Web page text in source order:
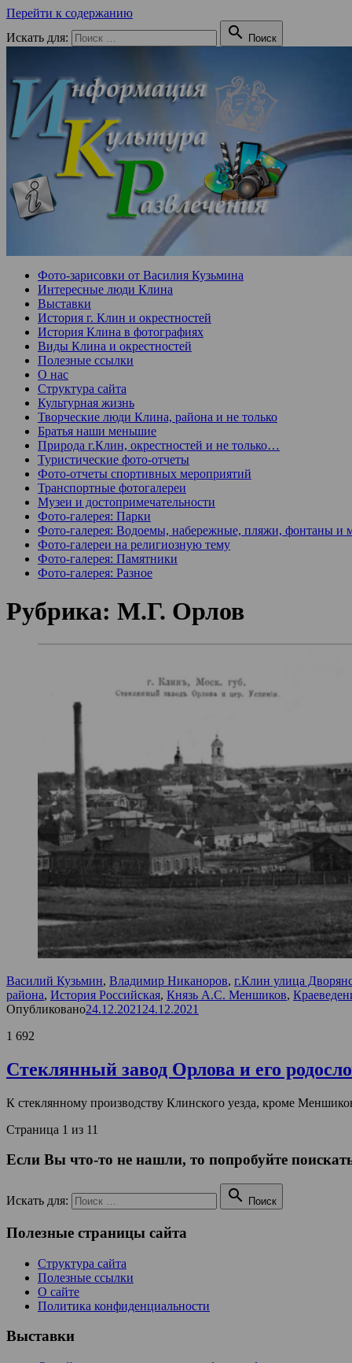
Перейти к содержанию
Искать для:
 Поиск
Фото-зарисовки от Василия Кузьмина
Интересные люди Клина
Выставки
История г. Клин и окрестностей
История Клина в фотографиях
Виды Клина и окрестностей
Полезные ссылки
О нас
Структура сайта
Культурная жизнь
Творческие люди Клина, района и не только
Братья наши меньшие
Природа г.Клин, окрестностей и не только…
Туристические фото-отчеты
Фото-отчеты спортивных мероприятий
Транспортные фотогалереи
Музеи и достопримечательности
Фото-галерея: Парки
Фото-галерея: Водоемы, набережные, пляжи, фонтаны и
Фото-галереи на религиозную тему
Фото-галерея: Памятники
Фото-галерея: Разное
Рубрика: М.Г. Орлов
Василий Кузьмин, Владимир Никаноров, г.Клин улица
района, История Российская, Князь А.С. Меншиков,
Опубликовано24.12.2021 24.12.2021
1 692
Стеклянный завод Орлова и его
К стеклянному производству Клинского уезда, кроме
Страница 1 из 11
Если Вы что-то не нашли, то попробуйте
Искать для:  Поиск
Полезные страницы сайта
Структура сайта
Полезные ссылки
О сайте
Политика конфиденциальности
Выставки